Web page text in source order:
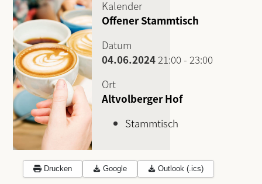
Kalender
Offener Stammtisch
Datum
04.06.2024 21:00- 23:00
Ort
Altvolberger Hof
Stammtisch
Drucken Google Outlook (.ics)